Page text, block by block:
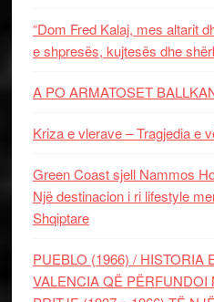
“Dom Fred Kalaj, mes altarit
e shpresës, kujtesës dhe
A PO ARMATOSET
Kriza e vlerave – Tragjedia e
Green Coast sjell Nammos
Një destinacion i ri lifestyle
Shqiptare
PUEBLO (1966) / HISTORIA
VALENCIA QË